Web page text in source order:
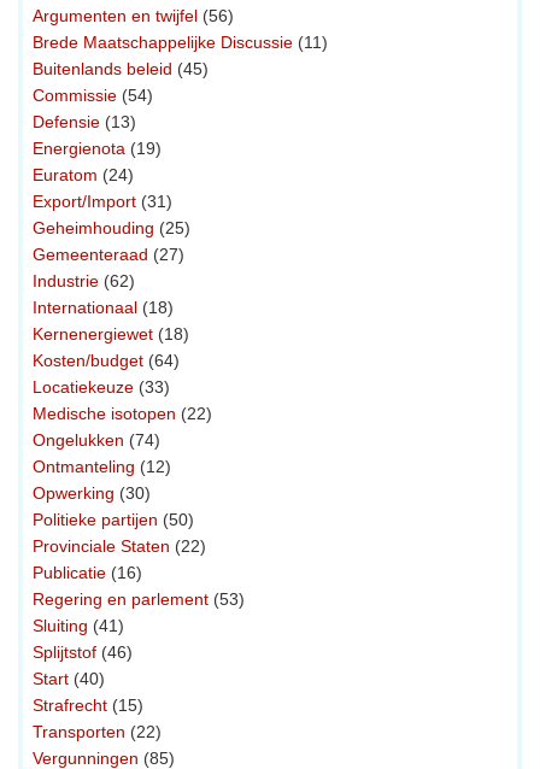
Argumenten en twijfel (56)
Brede Maatschappelijke Discussie (11)
Buitenlands beleid (45)
Commissie (54)
Defensie (13)
Energienota (19)
Euratom (24)
Export/Import (31)
Geheimhouding (25)
Gemeenteraad (27)
Industrie (62)
Internationaal (18)
Kernenergiewet (18)
Kosten/budget (64)
Locatiekeuze (33)
Medische isotopen (22)
Ongelukken (74)
Ontmanteling (12)
Opwerking (30)
Politieke partijen (50)
Provinciale Staten (22)
Publicatie (16)
Regering en parlement (53)
Sluiting (41)
Splijtstof (46)
Start (40)
Strafrecht (15)
Transporten (22)
Vergunningen (85)